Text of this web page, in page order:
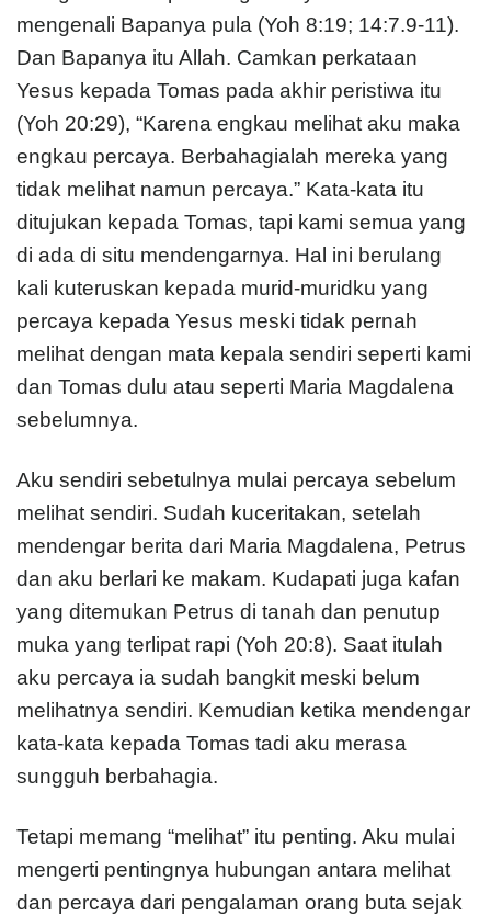
mengenali Bapanya pula (Yoh 8:19; 14:7.9-11).
Dan Bapanya itu Allah. Camkan perkataan
Yesus kepada Tomas pada akhir peristiwa itu
(Yoh 20:29), “Karena engkau melihat aku maka
engkau percaya. Berbahagialah mereka yang
tidak melihat namun percaya.” Kata-kata itu
ditujukan kepada Tomas, tapi kami semua yang
di ada di situ mendengarnya. Hal ini berulang
kali kuteruskan kepada murid-muridku yang
percaya kepada Yesus meski tidak pernah
melihat dengan mata kepala sendiri seperti kami
dan Tomas dulu atau seperti Maria Magdalena
sebelumnya.
Aku sendiri sebetulnya mulai percaya sebelum
melihat sendiri. Sudah kuceritakan, setelah
mendengar berita dari Maria Magdalena, Petrus
dan aku berlari ke makam. Kudapati juga kafan
yang ditemukan Petrus di tanah dan penutup
muka yang terlipat rapi (Yoh 20:8). Saat itulah
aku percaya ia sudah bangkit meski belum
melihatnya sendiri. Kemudian ketika mendengar
kata-kata kepada Tomas tadi aku merasa
sungguh berbahagia.
Tetapi memang “melihat” itu penting. Aku mulai
mengerti pentingnya hubungan antara melihat
dan percaya dari pengalaman orang buta sejak